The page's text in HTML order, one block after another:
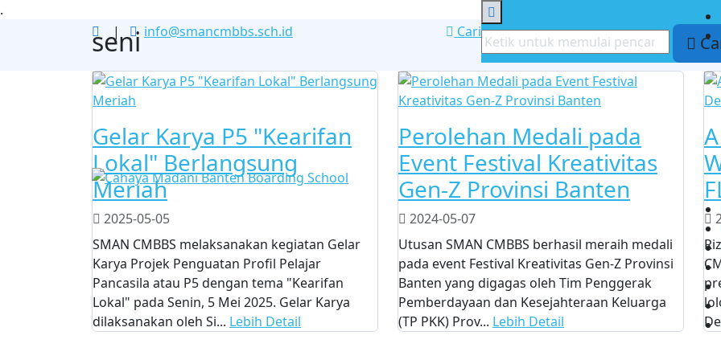
.
|
info@smancmbbs.sch.id Cari
seni
Gelar Karya P5 "Kearifan
Lokal" Berlangsung
Meriah
2025-05-05
SMAN CMBBS melaksanakan kegiatan Gelar
Karya Projek Penguatan Profil Pelajar
Pancasila atau P5 dengan tema "Kearifan
Lokal" pada Senin, 5 Mei 2025. Gelar Karya
dilaksanakan oleh Si... Lebih Detail
Perolehan Medali pada
Event Festival Kreativitas
Gen-Z Provinsi Banten
2024-05-07
Utusan SMAN CMBBS berhasil meraih medali
pada event Festival Kreativitas Gen-Z Provinsi
Banten yang digagas oleh Tim Penggerak
Pemberdayaan dan Kesejahteraan Keluarga
(TP PKK) Prov... Lebih Detail